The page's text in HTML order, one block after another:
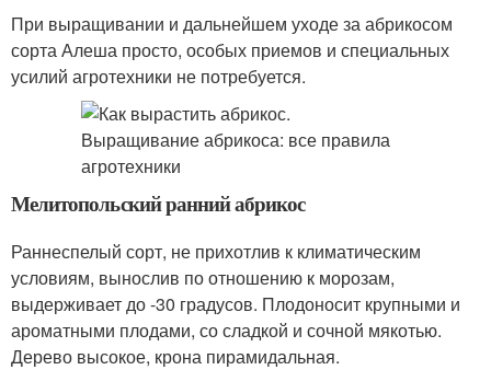
При выращивании и дальнейшем уходе за абрикосом
сорта Алеша просто, особых приемов и специальных
усилий агротехники не потребуется.
Мелитопольский ранний абрикос
Раннеспелый сорт, не прихотлив к климатическим
условиям, вынослив по отношению к морозам,
выдерживает до -30 градусов. Плодоносит крупными и
ароматными плодами, со сладкой и сочной мякотью.
Дерево высокое, крона пирамидальная.